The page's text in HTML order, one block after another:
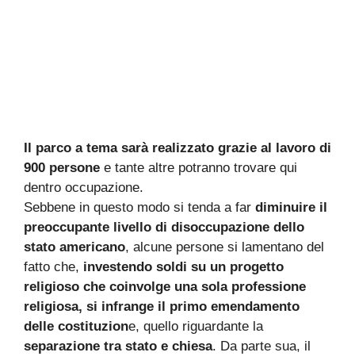
Il parco a tema sarà realizzato grazie al lavoro di
900 persone e tante altre potranno trovare qui
dentro occupazione.
Sebbene in questo modo si tenda a far diminuire il
preoccupante livello di disoccupazione dello
stato americano, alcune persone si lamentano del
fatto che, investendo soldi su un progetto
religioso che coinvolge una sola professione
religiosa, si infrange il primo emendamento
delle costituzione, quello riguardante la
separazione tra stato e chiesa. Da parte sua, il